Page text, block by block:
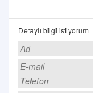
Detaylı bilgi istiyorum